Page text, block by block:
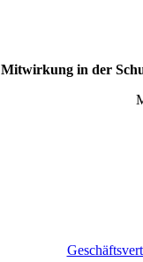
Mitwirkung in der